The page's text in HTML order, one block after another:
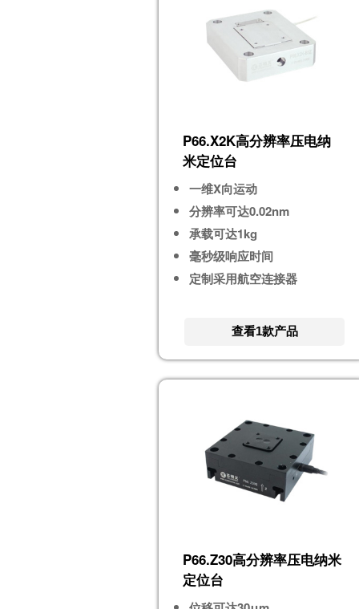
P66.X2K高分辨率压电纳
米定位台
一维X向运动
分辨率可达0.02nm
承载可达1kg
毫秒级响应时间
定制采用航空连接器
查看1款产品
P66.Z30高分辨率压电纳米
定位台